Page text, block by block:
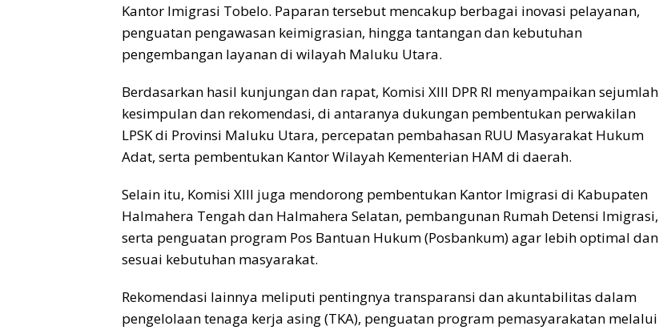
Kantor Imigrasi Tobelo. Paparan tersebut mencakup berbagai inovasi pelayanan,
penguatan pengawasan keimigrasian, hingga tantangan dan kebutuhan
pengembangan layanan di wilayah Maluku Utara.
Berdasarkan hasil kunjungan dan rapat, Komisi XIII DPR RI menyampaikan sejumlah
kesimpulan dan rekomendasi, di antaranya dukungan pembentukan perwakilan
LPSK di Provinsi Maluku Utara, percepatan pembahasan RUU Masyarakat Hukum
Adat, serta pembentukan Kantor Wilayah Kementerian HAM di daerah.
Selain itu, Komisi XIII juga mendorong pembentukan Kantor Imigrasi di Kabupaten
Halmahera Tengah dan Halmahera Selatan, pembangunan Rumah Detensi Imigrasi,
serta penguatan program Pos Bantuan Hukum (Posbankum) agar lebih optimal dan
sesuai kebutuhan masyarakat.
Rekomendasi lainnya meliputi pentingnya transparansi dan akuntabilitas dalam
pengelolaan tenaga kerja asing (TKA), penguatan program pemasyarakatan melalui